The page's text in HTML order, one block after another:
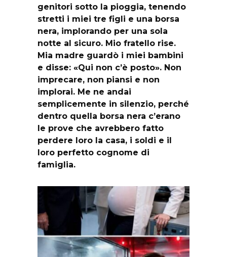
genitori sotto la pioggia, tenendo
stretti i miei tre figli e una borsa
nera, implorando per una sola
notte al sicuro. Mio fratello rise.
Mia madre guardò i miei bambini
e disse: «Qui non c’è posto». Non
imprecare, non piansi e non
implorai. Me ne andai
semplicemente in silenzio, perché
dentro quella borsa nera c’erano
le prove che avrebbero fatto
perdere loro la casa, i soldi e il
loro perfetto cognome di
famiglia.